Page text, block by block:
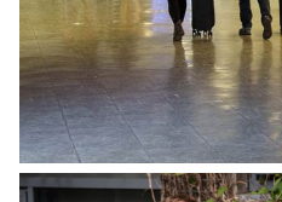
INNLENT
Breytingar í
innleiddar í tveimur